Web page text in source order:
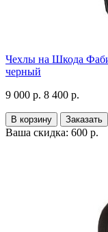
Чехлы на Шкода
черный
9 000 р. 8 400 р.
В корзину Заказать
Ваша скидка: 600 р.